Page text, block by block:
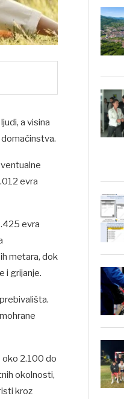
a visina
evra
evra
metara, dok
i grijanje.
oko 2.100 do
okolnosti,
kroz